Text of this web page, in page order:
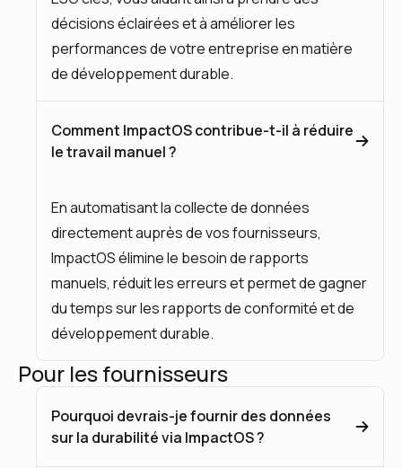
décisions éclairées et à améliorer les
performances de votre entreprise en matière
de développement durable.
Comment ImpactOS contribue-t-il à réduire
le travail manuel ?
En automatisant la collecte de données
directement auprès de vos fournisseurs,
ImpactOS élimine le besoin de rapports
manuels, réduit les erreurs et permet de gagner
du temps sur les rapports de conformité et de
développement durable.
Pour les fournisseurs
Pourquoi devrais-je fournir des données
sur la durabilité via ImpactOS ?